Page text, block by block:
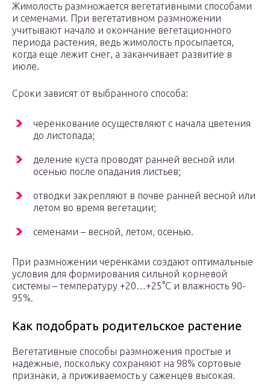
Жимолость размножается вегетативными способами
и семенами. При вегетативном размножении
учитывают начало и окончание вегетационного
периода растения, ведь жимолость просыпается,
когда еще лежит снег, а заканчивает развитие в
июле.
Сроки зависят от выбранного способа:
черенкование осуществляют с начала цветения
до листопада;
деление куста проводят ранней весной или
осенью после опадания листьев;
отводки закрепляют в почве ранней весной или
летом во время вегетации;
семенами – весной, летом, осенью.
При размножении черенками создают оптимальные
условия для формирования сильной корневой
системы – температуру +20…+25°С и влажность 90-
95%.
Как подобрать родительское растение
Вегетативные способы размножения простые и
надежные, поскольку сохраняют на 98% сортовые
признаки, а приживаемость у саженцев высокая.